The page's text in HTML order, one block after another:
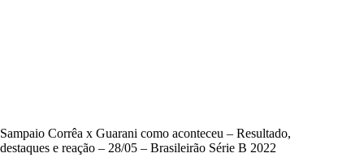
Sampaio Corrêa x Guarani como aconteceu – Resultado,
destaques e reação – 28/05 – Brasileirão Série B 2022